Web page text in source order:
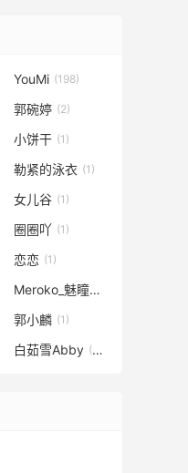
YouMi (198)
郭碗婷 (2)
小饼干 (1)
勒紧的泳衣 (1)
女儿谷 (1)
圈圈吖 (1)
恋恋 (1)
(1) Meroko_魅瞳
(7)
(3)
郭小麟 (1)
白茹雪Abby (51)